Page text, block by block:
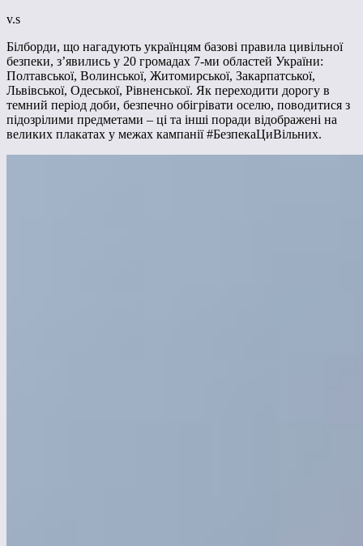
v.s
Білборди, що нагадують українцям базові правила цивільної
безпеки, з’явились у 20 громадах 7-ми областей України:
Полтавської, Волинської, Житомирської, Закарпатської,
Львівської, Одеської, Рівненської. Як переходити дорогу в
темний період доби, безпечно обігрівати оселю, поводитися з
підозрілими предметами – ці та інші поради відображені на
великих плакатах у межах кампанії #БезпекаЦиВільних.